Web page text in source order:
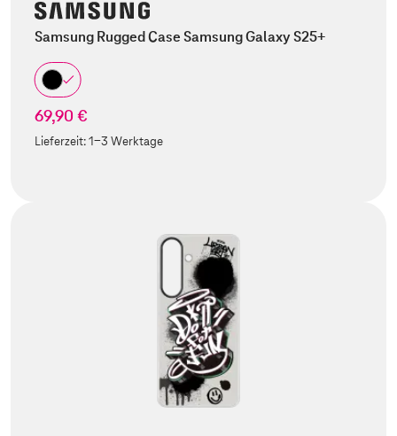
Samsung Rugged Case Samsung Galaxy S25+
69,90 €
Lieferzeit:1-3 Werktage